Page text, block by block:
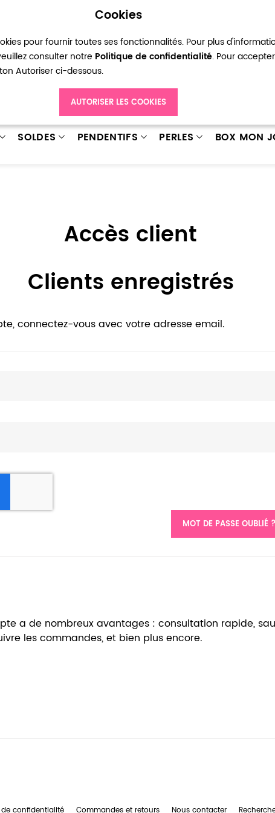
Cookies
pour fournir toutes ses fonctionnalités. Pour plus
consulter notre Politique de confidentialité. Pour
Autoriser ci-dessous.
AUTORISER LES COOKIES
Ma liste d’envies Connexion Créer
SOLDES PENDENTIFS PERLES BOX MON
Accès client
Clients enregistrés
connectez-vous avec votre adresse email.
MOT DE PASSE OUBLIÉ ?
a de nombreux avantages : consultation rapide,
les commandes, et bien plus encore.
confidentialité Commandes et retours Nous contacter